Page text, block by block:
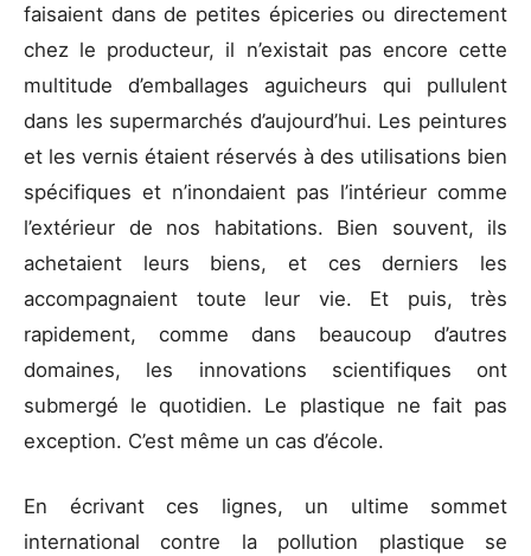
faisaient dans de petites épiceries ou directement
chez le producteur, il n’existait pas encore cette
multitude d’emballages aguicheurs qui pullulent
dans les supermarchés d’aujourd’hui. Les peintures
et les vernis étaient réservés à des utilisations bien
spécifiques et n’inondaient pas l’intérieur comme
l’extérieur de nos habitations. Bien souvent, ils
achetaient leurs biens, et ces derniers les
accompagnaient toute leur vie. Et puis, très
rapidement, comme dans beaucoup d’autres
domaines, les innovations scientifiques ont
submergé le quotidien. Le plastique ne fait pas
exception. C’est même un cas d’école.
En écrivant ces lignes, un ultime sommet
international contre la pollution plastique se